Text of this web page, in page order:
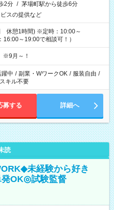
2分 / 茅場町駅から徒歩6分
スの提供など
休憩1時間) ※定時：10:00～
～19:00で相談可！）
※9月～！
中 / 副業・WワークOK / 服装自由 /
キル不要
募する 詳細へ
読
未経験から好き
発OK◎試験監督